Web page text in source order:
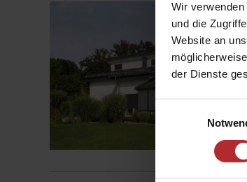
Wir
und die
Website an
der Dienste